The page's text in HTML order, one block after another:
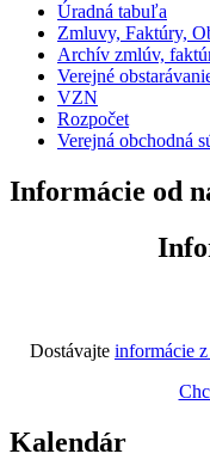
Úradná tabuľa
Zmluvy, Faktúry,
Archív zmlúv,
Verejné
VZN
Rozpočet
Verejná obchodná
Informácie od
Dostávajte informácie
Kalendár